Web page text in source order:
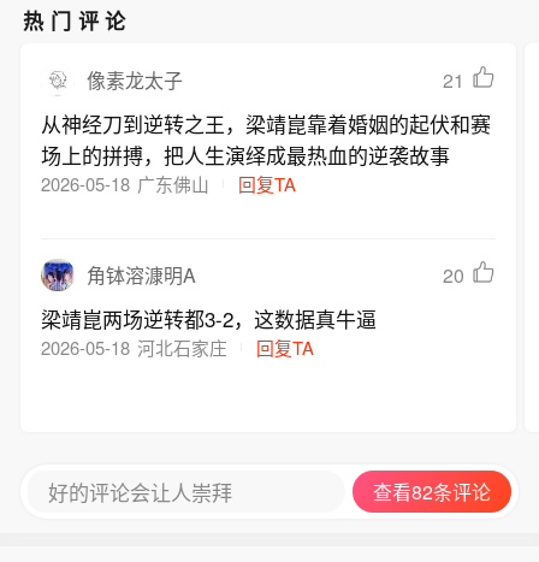
热门评论
像素龙太子 21
从神经刀到逆转之王，梁靖崑靠着婚姻的起伏和赛
场上的拼搏，把人生演绎成最热血的逆袭故事
2026-05-18 广东佛山 回复TA
角钵溶漮明A 20
梁靖崑两场逆转都3-2，这数据真牛逼
2026-05-18 河北石家庄 回复TA
好的评论会让人崇拜 查看82条评论